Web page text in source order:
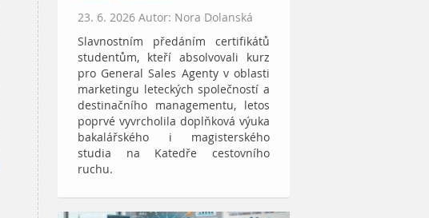
23. 6. 2026 Autor: Nora Dolanská
Slavnostním předáním certifikátů
studentům, kteří absolvovali kurz
pro General Sales Agenty v oblasti
marketingu leteckých společností a
destinačního managementu, letos
poprvé vyvrcholila doplňková výuka
bakalářského i magisterského
studia na Katedře cestovního
ruchu.